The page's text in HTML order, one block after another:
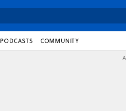
PODCASTS COMMUNITY